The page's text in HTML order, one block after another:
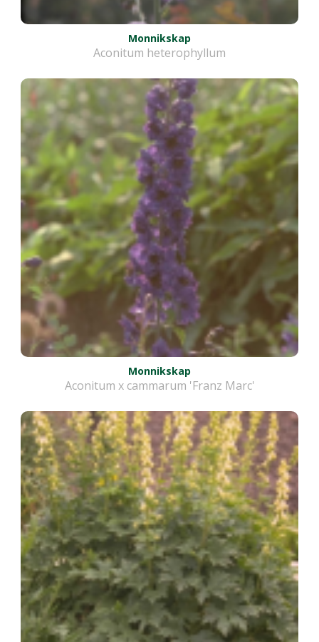
Monnikskap
Aconitum heterophyllum
Monnikskap
Aconitum x cammarum 'Franz Marc'